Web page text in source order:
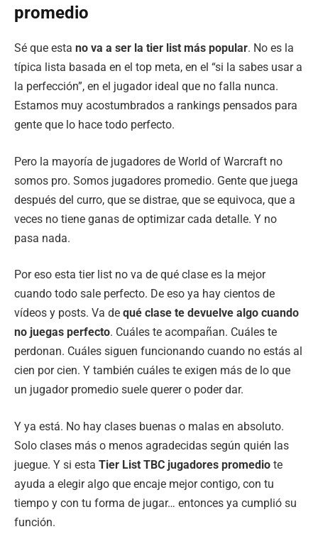
promedio
Sé que esta no va a ser la tier list más popular. No es la
típica lista basada en el top meta, en el “si la sabes usar a
la perfección”, en el jugador ideal que no falla nunca.
Estamos muy acostumbrados a rankings pensados para
gente que lo hace todo perfecto.
Pero la mayoría de jugadores de World of Warcraft no
somos pro. Somos jugadores promedio. Gente que juega
después del curro, que se distrae, que se equivoca, que a
veces no tiene ganas de optimizar cada detalle. Y no
pasa nada.
Por eso esta tier list no va de qué clase es la mejor
cuando todo sale perfecto. De eso ya hay cientos de
vídeos y posts. Va de qué clase te devuelve algo cuando
no juegas perfecto. Cuáles te acompañan. Cuáles te
perdonan. Cuáles siguen funcionando cuando no estás al
cien por cien. Y también cuáles te exigen más de lo que
un jugador promedio suele querer o poder dar.
Y ya está. No hay clases buenas o malas en absoluto.
Solo clases más o menos agradecidas según quién las
juegue. Y si esta Tier List TBC jugadores promedio te
ayuda a elegir algo que encaje mejor contigo, con tu
tiempo y con tu forma de jugar… entonces ya cumplió su
función.